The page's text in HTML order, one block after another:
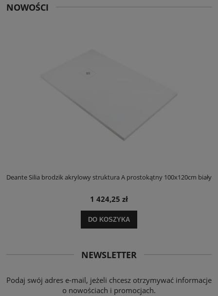
NOWOŚCI
Deante Silia brodzik akrylowy struktura A prostokątny 100x120cm biały
1 424,25 zł
DO KOSZYKA
NEWSLETTER
Podaj swój adres e-mail, jeżeli chcesz otrzymywać informacje
o nowościach i promocjach.